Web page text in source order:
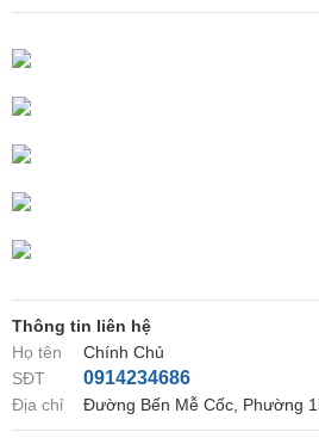
Thông tin liên hệ
Họ tên
Chính Chủ
SĐT
0914234686
Địa chỉ Đường Bến Mễ Cốc, Phường